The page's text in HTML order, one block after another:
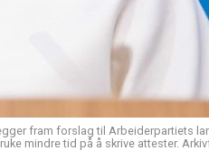
fram forslag til Arbeiderpartiets
mindre tid på å skrive attester.